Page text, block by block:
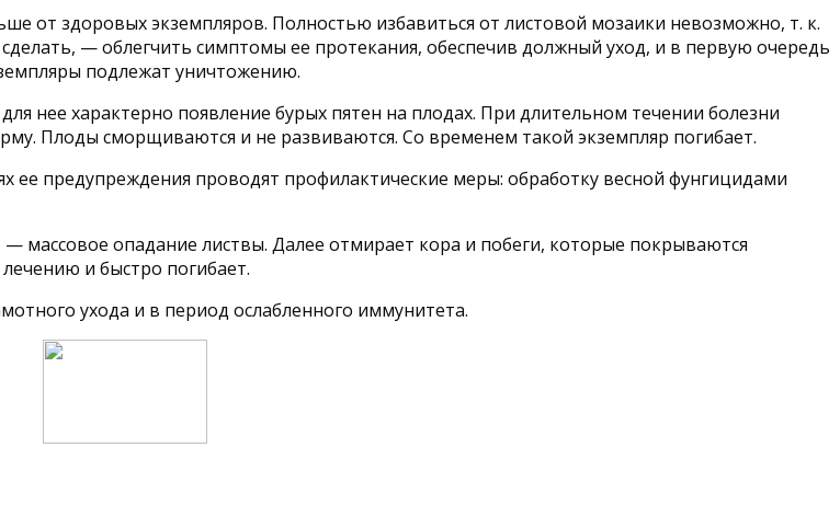
от здоровых экземпляров. Полностью избавиться от листовой мозаики невозможно, т. к.
— облегчить симптомы ее протекания, обеспечив должный уход, и в первую очередь
подлежат уничтожению.
нее характерно появление бурых пятен на плодах. При длительном течении болезни
Плоды сморщиваются и не развиваются. Со временем такой экземпляр погибает.
предупреждения проводят профилактические меры: обработку весной фунгицидами
массовое опадание листвы. Далее отмирает кора и побеги, которые покрываются
и быстро погибает.
ухода и в период ослабленного иммунитета.